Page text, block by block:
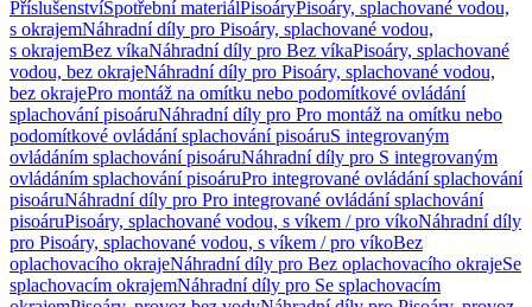
PříslušenstvíSpotřební materiálPisoáryPisoáry, splachované vodou,
s okrajemNáhradní díly pro Pisoáry, splachované vodou,
s okrajemBez víkaNáhradní díly pro Bez víkaPisoáry, splachované
vodou, bez okrajeNáhradní díly pro Pisoáry, splachované vodou,
bez okrajePro montáž na omítku nebo podomítkové ovládání
splachování pisoáruNáhradní díly pro Pro montáž na omítku nebo
podomítkové ovládání splachování pisoáruS integrovaným
ovládáním splachování pisoáruNáhradní díly pro S integrovaným
ovládáním splachování pisoáruPro integrované ovládání splachování
pisoáruNáhradní díly pro Pro integrované ovládání splachování
pisoáruPisoáry, splachované vodou, s víkem / pro víkoNáhradní díly
pro Pisoáry, splachované vodou, s víkem / pro víkoBez
oplachovacího okrajeNáhradní díly pro Bez oplachovacího okrajeSe
splachovacím okrajemNáhradní díly pro Se splachovacím